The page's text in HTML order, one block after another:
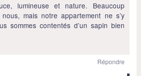
lumineuse et nature. Beaucoup
mais notre appartement ne s’y
sommes contentés d’un sapin bien
Répondre